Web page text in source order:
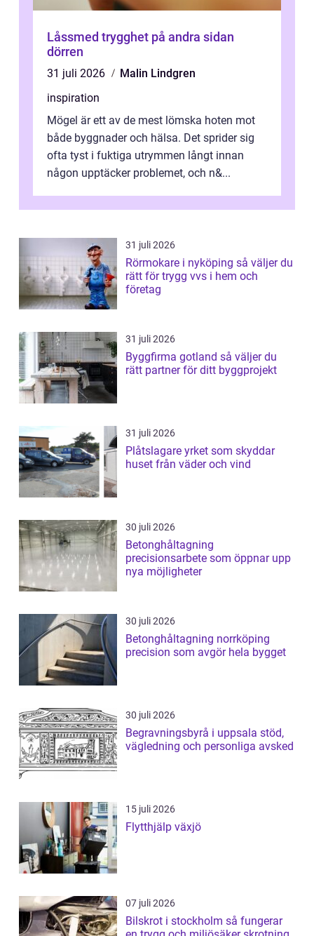
Låssmed trygghet på andra sidan
dörren
31 juli 2026
Malin Lindgren
inspiration
Mögel är ett av de mest lömska hoten mot
både byggnader och hälsa. Det sprider sig
ofta tyst i fuktiga utrymmen långt innan
någon upptäcker problemet, och n&...
31 juli 2026
Rörmokare i nyköping så väljer du
rätt för trygg vvs i hem och
företag
31 juli 2026
Byggfirma gotland så väljer du
rätt partner för ditt byggprojekt
31 juli 2026
Plåtslagare yrket som skyddar
huset från väder och vind
30 juli 2026
Betonghåltagning
precisionsarbete som öppnar upp
nya möjligheter
30 juli 2026
Betonghåltagning norrköping
precision som avgör hela bygget
30 juli 2026
Begravningsbyrå i uppsala stöd,
vägledning och personliga avsked
15 juli 2026
Flytthjälp växjö
07 juli 2026
Bilskrot i stockholm så fungerar